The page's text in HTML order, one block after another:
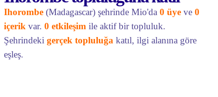
Ihorombe (Madagascar) şehrinde Mio'da 0 üye ve 0
içerik var. 0 etkileşim ile aktif bir topluluk.
Şehrindeki gerçek topluluğa katıl, ilgi alanına göre
eşleş.